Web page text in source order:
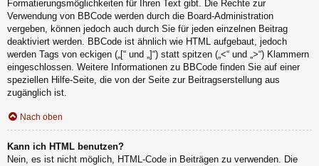
Formatierungsmöglichkeiten für Ihren Text gibt. Die Rechte zur
Verwendung von BBCode werden durch die Board-Administration
vergeben, können jedoch auch durch Sie für jeden einzelnen Beitrag
deaktiviert werden. BBCode ist ähnlich wie HTML aufgebaut, jedoch
werden Tags von eckigen („[“ und „]“) statt spitzen („<“ und „>“) Klammern
eingeschlossen. Weitere Informationen zu BBCode finden Sie auf einer
speziellen Hilfe-Seite, die von der Seite zur Beitragserstellung aus
zugänglich ist.
Nach oben
Kann ich HTML benutzen?
Nein, es ist nicht möglich, HTML-Code in Beiträgen zu verwenden. Die